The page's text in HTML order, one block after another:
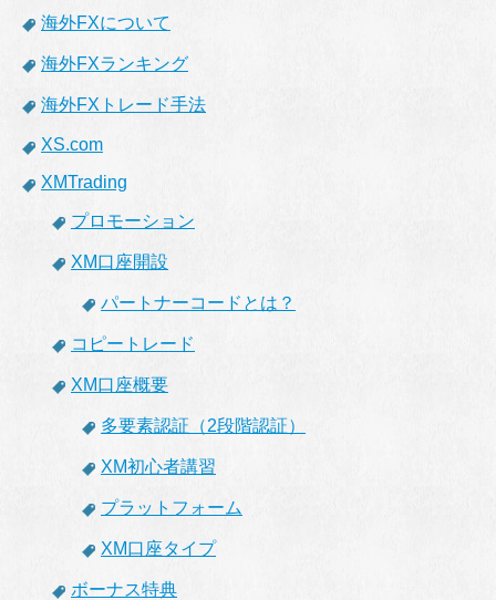
海外FXについて
海外FXランキング
海外FXトレード手法
XS.com
XMTrading
プロモーション
XM口座開設
パートナーコードとは？
コピートレード
XM口座概要
多要素認証（2段階認証）
XM初心者講習
プラットフォーム
XM口座タイプ
ボーナス特典